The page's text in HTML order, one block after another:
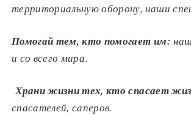
территориальную оборону, наши
Помогай тем, кто помогает им:
и со всего мира.
Храни жизни тех, кто спасает
спасателей, саперов.